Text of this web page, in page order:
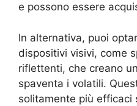
e possono essere
In alternativa, puoi
dispositivi visivi, come
riflettenti, che creano
spaventa i volatili.
solitamente più efficaci